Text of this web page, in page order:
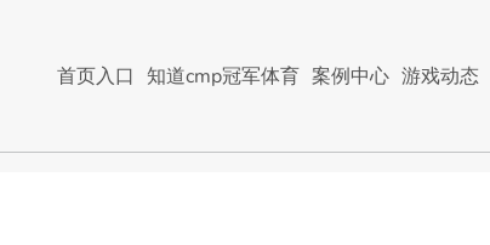
首页入口 知道cmp冠军体育 案例中心 游戏动态